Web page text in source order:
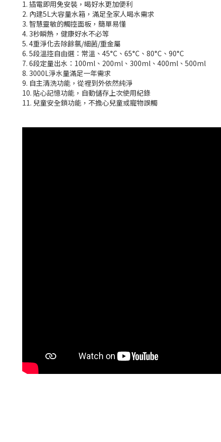
1. 插電即用免安裝，喝好水更加便利
2. 內建5L大容量水箱，滿足全家人喝水需求
3. 智慧靈敏的觸控面板，簡單易懂
4. 3秒瞬熱，健康好水不必等
5. 4重淨化去除餘氯/細菌/重金屬
6. 5段溫控自由選：常溫、45°C、65°C、80°C、90°C
7. 6段定量出水：100ml、200ml、300ml、400ml、500ml
8. 3000L淨水量滿足一年需求
9. 自主清洗功能，從裡到外依然純淨
10. 貼心記憶功能，自動儲存上次使用紀錄
11. 兒童安全鎖功能，不擔心兒童或寵物誤觸